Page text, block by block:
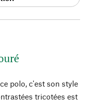
polo, c'est son style
tricotées est